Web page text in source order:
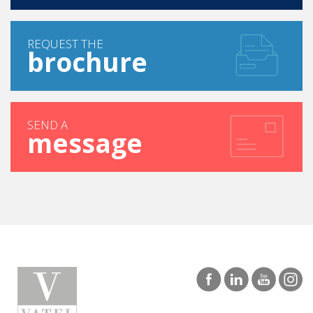
REQUEST THE
brochure
SEND A
message